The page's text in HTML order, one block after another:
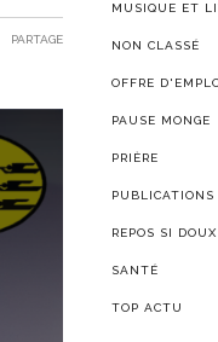
PARTAGE
MUSIQUE ET
NON CLASSÉ
OFFRE
PAUSE MONGE
PRIÈRE
PUBLICATIONS
REPOS SI
SANTÉ
TOP ACTU